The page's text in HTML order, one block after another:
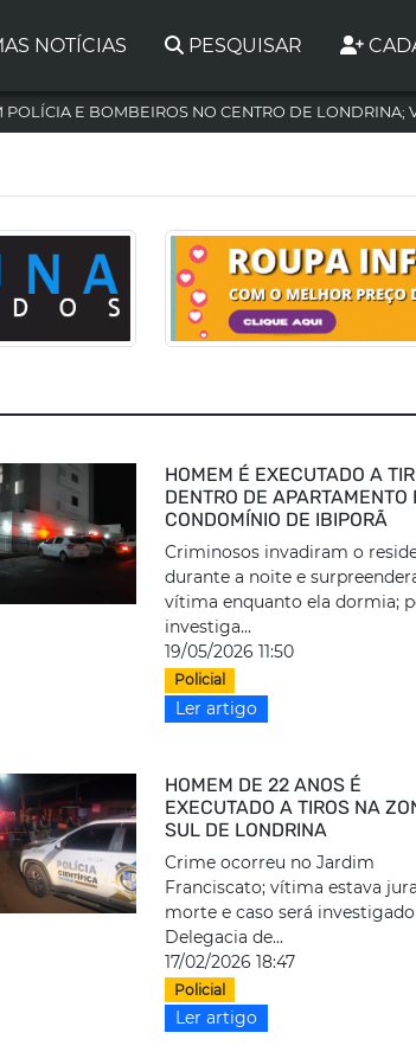
NOTÍCIAS PESQUISAR
E BOMBEIROS NO CENTRO DE LONDRINA;
HOMEM É EXECUTADO A
DENTRO DE APARTAMENTO
CONDOMÍNIO DE IBIPORÃ
Criminosos invadiram o
durante a noite e
vítima enquanto ela dormia;
investiga...
19/05/2026 11:50
Policial
Ler artigo
HOMEM DE 22 ANOS É
EXECUTADO A TIROS NA
SUL DE LONDRINA
Crime ocorreu no Jardim
Franciscato; vítima estava
morte e caso será
Delegacia de...
17/02/2026 18:47
Policial
Ler artigo